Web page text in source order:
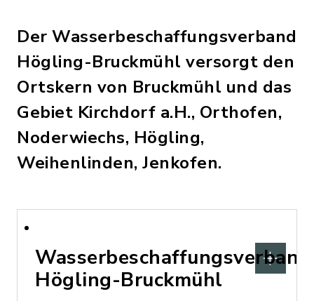
Der Wasserbeschaffungsverband
Högling-Bruckmühl versorgt den
Ortskern von Bruckmühl und das
Gebiet Kirchdorf a.H., Orthofen,
Noderwiechs, Högling,
Weihenlinden, Jenkofen.
Wasserbeschaffungsverband
Högling-Bruckmühl